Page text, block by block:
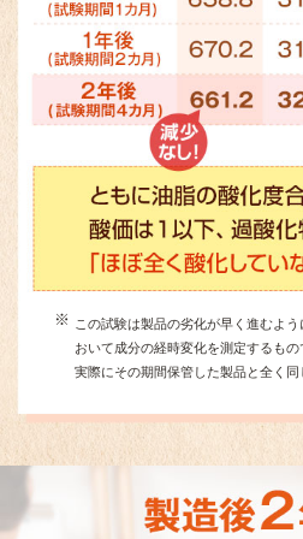
※ この試験は製品の劣化が早く進むよ
おいて成分の経時変化を測定するもの
実際にその期間保管した製品と全く同